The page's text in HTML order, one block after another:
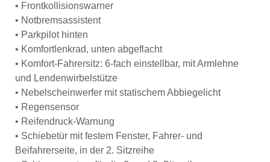
• Frontkollisionswarner
• Notbremsassistent
• Parkpilot hinten
• Komfortlenkrad, unten abgeflacht
• Komfort-Fahrersitz: 6-fach einstellbar, mit Armlehne
und Lendenwirbelstütze
• Nebelscheinwerfer mit statischem Abbiegelicht
• Regensensor
• Reifendruck-Warnung
• Schiebetür mit festem Fenster, Fahrer- und
Beifahrerseite, in der 2. Sitzreihe